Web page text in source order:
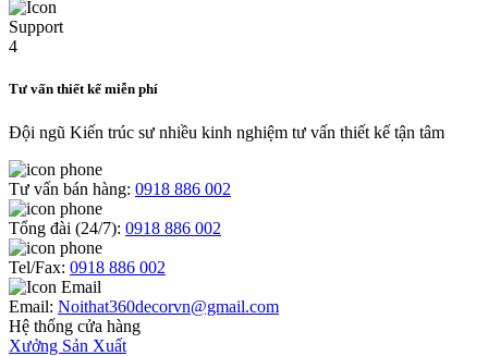
Tư vấn thiết kế miễn phí
Đội ngũ Kiến trúc sư nhiều kinh nghiệm tư vấn thiết kế tận tâm
Tư vấn bán hàng: 0918 886 002
Tổng đài (24/7): 0918 886 002
Tel/Fax: 0918 886 002
Email: Noithat360decorvn@gmail.com
Hệ thống cửa hàng
Xưởng Sản Xuất